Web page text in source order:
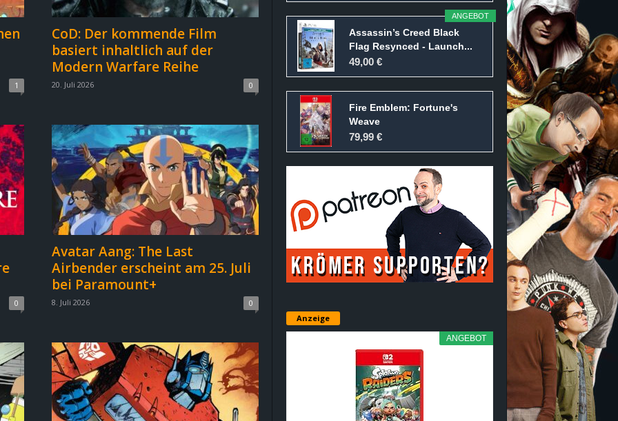
1
CoD: Der kommende Film
basiert inhaltlich auf der
Modern Warfare Reihe
20. Juli 2026 0
0
Avatar Aang: The Last
Airbender erscheint am 25. Juli
bei Paramount+
8. Juli 2026 0
ANGEBOT
Assassin’s Creed Black
Flag Resynced - Launch...
49,00 €
Fire Emblem: Fortune's
Weave
79,99 €
Anzeige
ANGEBOT